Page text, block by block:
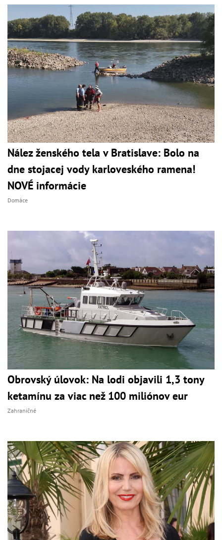
Nález ženského tela v Bratislave: Bolo na
dne stojacej vody karloveského ramena!
NOVÉ informácie
Domáce
Obrovský úlovok: Na lodi objavili 1,3 tony
ketamínu za viac než 100 miliónov eur
Zahraničné